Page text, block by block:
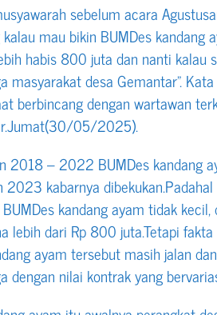
sebelum acara
mau bikin BUMDes kandang
habis 800 juta dan nanti kalau
masyarakat desa Gemantar”.
berbincang dengan wartawan
05/2025).
2018 – 2022 BUMDes kandang
2023 kabarnya
kandang ayam tidak kecil,
lebih dari Rp 800 juta.Tetapi
ayam tersebut masih jalan
dengan nilai kontrak yang